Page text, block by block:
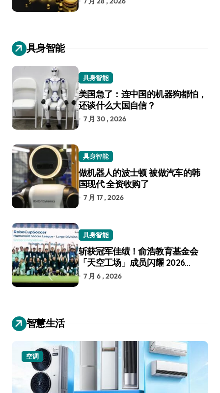
具身智能
具身智能
美国急了：连中国的机器狗都怕，
还谈什么大国自信？
7 月 30 , 2026
具身智能
做机器人的波士顿 被做汽车的韩
国现代 全资收购了
7 月 17 , 2026
具身智能
斩获冠军佳绩！俞浩教育基金会
「天空工场」成员闪耀 2026
RoboCup 机器人世界杯
7 月 6 , 2026
智慧生活
空调